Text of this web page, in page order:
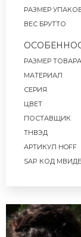
РАЗМЕР
ВЕС БРУТТО
РАЗМЕР
МАТЕРИАЛ
СЕРИЯ
ЦВЕТ
ПОСТАВЩИК
ТНВЭД
АРТИКУЛ HOFF
SAP КОД